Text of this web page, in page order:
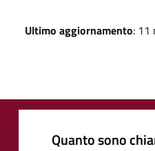
Ultimo aggiornamento: 11
Quanto sono